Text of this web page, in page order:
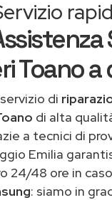
Toano a
di
di alta
a tecnici di
Emilia
24/48 ore in
: siamo in